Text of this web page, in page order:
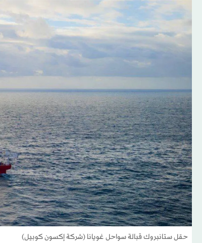
حقل ستانبروك قبالة سواحل غويانا (شركة إكسون كوبيل)